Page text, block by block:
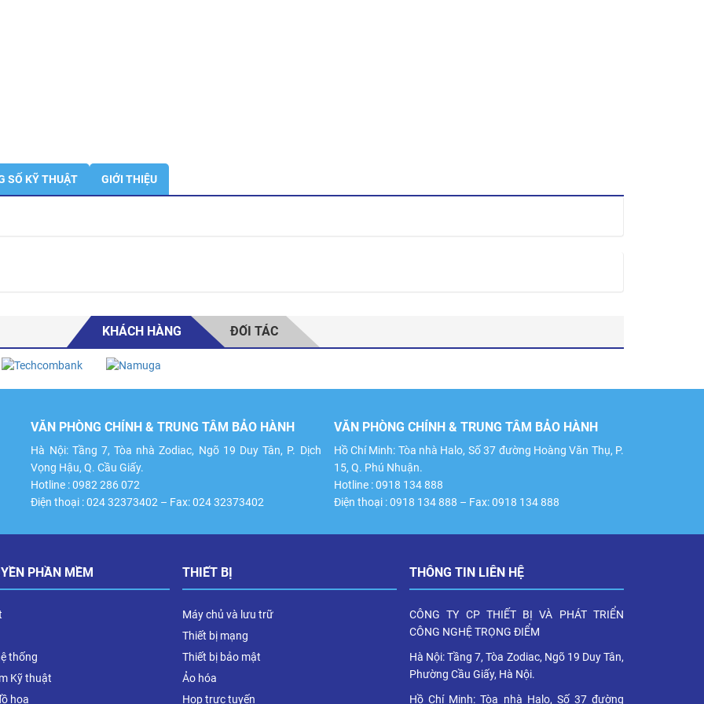
SỐ KỸ THUẬT GIỚI THIỆU
KHÁCH HÀNG ĐỐI TÁC
VĂN PHÒNG CHÍNH & TRUNG TÂM BẢO HÀNH
Hà Nội: Tầng 7, Tòa nhà Zodiac, Ngõ 19 Duy Tân, P. Dịch
Vọng Hậu, Q. Cầu Giấy.
Hotline : 0982 286 072
Điện thoại : 024 32373402 – Fax: 024 32373402
VĂN PHÒNG CHÍNH & TRUNG TÂM BẢO HÀNH
Hồ Chí Minh: Tòa nhà Halo, Số 37 đường Hoàng Văn Thụ, P.
15, Q. Phú Nhuận.
Hotline : 0918 134 888
Điện thoại : 0918 134 888 – Fax: 0918 134 888
PHẦN MỀM
thống
Kỹ thuật
họa
THIẾT BỊ
Máy chủ và lưu trữ
Thiết bị mạng
Thiết bị bảo mật
Ảo hóa
Họp trực tuyến
THÔNG TIN LIÊN HỆ
CÔNG TY CP THIẾT BỊ VÀ PHÁT TRIỂN
CÔNG NGHỆ TRỌNG ĐIỂM
Hà Nội: Tầng 7, Tòa Zodiac, Ngõ 19 Duy Tân,
Phường Cầu Giấy, Hà Nội.
Hồ Chí Minh: Tòa nhà Halo, Số 37 đường